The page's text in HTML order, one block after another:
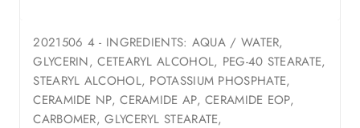
2021506 4 - INGREDIENTS: AQUA / WATER,
GLYCERIN, CETEARYL ALCOHOL, PEG-40 STEARATE,
STEARYL ALCOHOL, POTASSIUM PHOSPHATE,
CERAMIDE NP, CERAMIDE AP, CERAMIDE EOP,
CARBOMER, GLYCERYL STEARATE,